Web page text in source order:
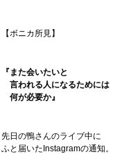
【ボニカ所見】
『また会いたいと
言われる人になるためには
何が必要か』
先日の鴨さんのライブ中に
ふと届いたInstagramの通知。